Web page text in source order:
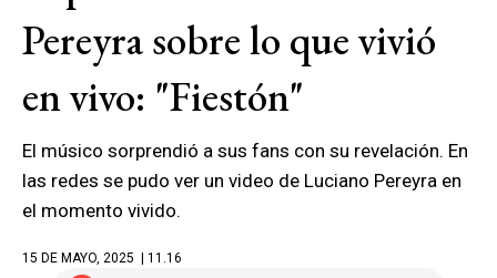
Pereyra sobre lo que vivió
en vivo: "Fiestón"
El músico sorprendió a sus fans con su revelación. En
las redes se pudo ver un video de Luciano Pereyra en
el momento vivido.
15 DE MAYO, 2025 | 11.16